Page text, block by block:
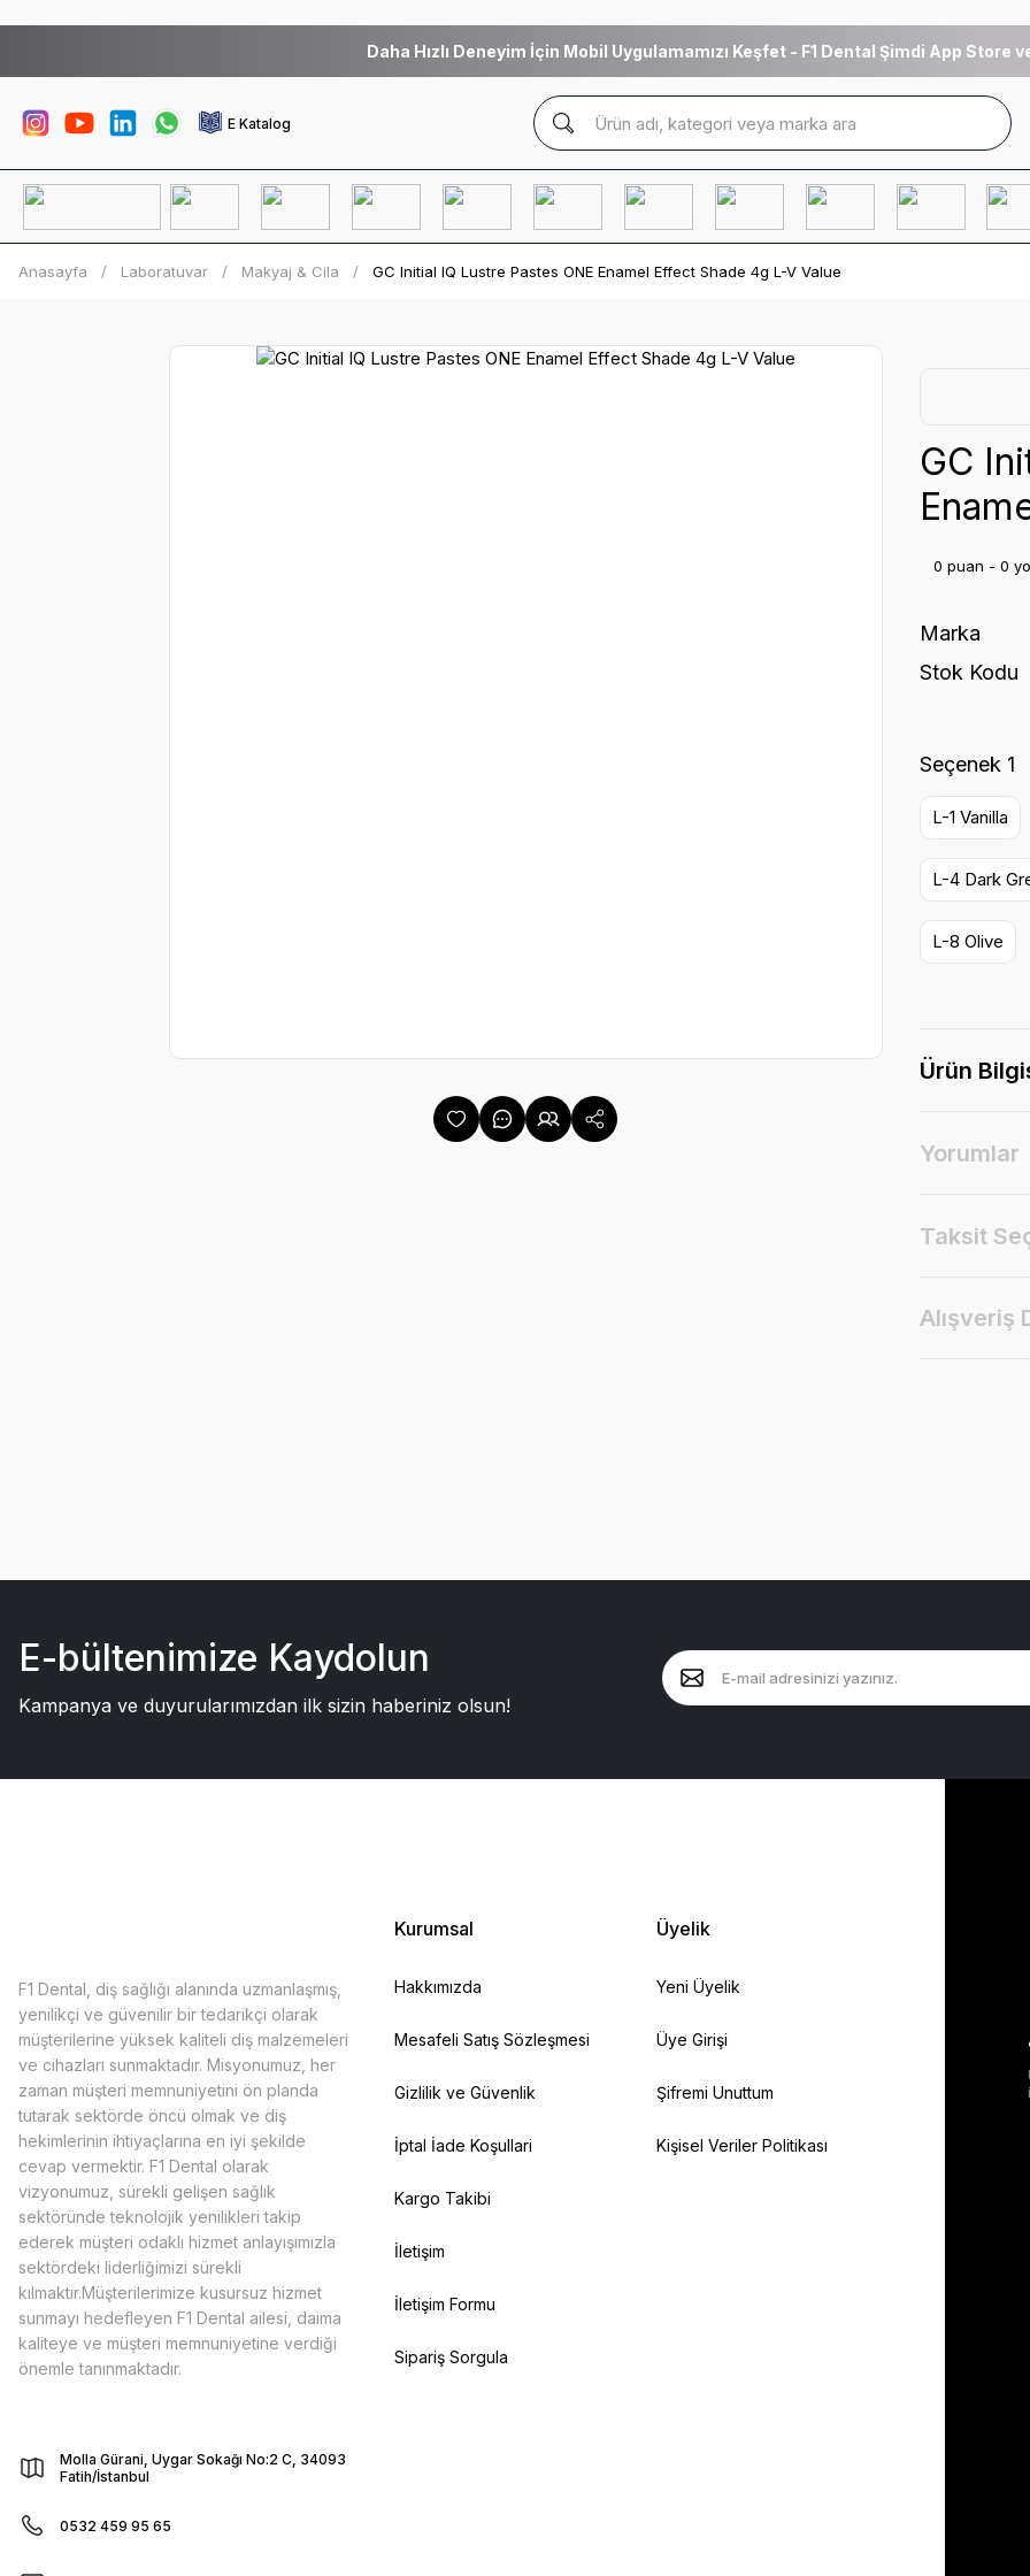
Daha Hızlı Deneyim İçin Mobil Uygulamamızı Keşfet - F1 Dental Şimdi App Store
E Katalog
Anasayfa Laboratuvar Makyaj & Cila GC Initial IQ Lustre Pastes ONE Enamel Effect Shade 4g L-V Value
GC
0 puan - 0
Marka
Stok Kodu
Seçenek 1
L-1 Vanilla
L-4 Dark
L-8 Olive
Ürün
Yorumlar
Taksit
Alışveriş
E-bültenimize Kaydolun
Kampanya ve duyurularımızdan ilk sizin haberiniz olsun!
F1 Dental, diş sağlığı alanında uzmanlaşmış,
yenilikçi ve güvenilir bir tedarikçi olarak
müşterilerine yüksek kaliteli diş malzemeleri
ve cihazları sunmaktadır. Misyonumuz, her
zaman müşteri memnuniyetini ön planda
tutarak sektörde öncü olmak ve diş
hekimlerinin ihtiyaçlarına en iyi şekilde
cevap vermektir. F1 Dental olarak
vizyonumuz, sürekli gelişen sağlık
sektöründe teknolojik yenilikleri takip
ederek müşteri odaklı hizmet anlayışımızla
sektördeki liderliğimizi sürekli
kılmaktır.Müşterilerimize kusursuz hizmet
sunmayı hedefleyen F1 Dental ailesi, daima
kaliteye ve müşteri memnuniyetine verdiği
önemle tanınmaktadır.
Molla Gürani, Uygar Sokağı No:2 C, 34093
Fatih/İstanbul
0532 459 95 65
Kurumsal
Hakkımızda
Mesafeli Satış Sözleşmesi
Gizlilik ve Güvenlik
İptal İade Koşullari
Kargo Takibi
İletişim
İletişim Formu
Sipariş Sorgula
Üyelik
Yeni Üyelik
Üye Girişi
Şifremi Unuttum
Kişisel Veriler Politikası